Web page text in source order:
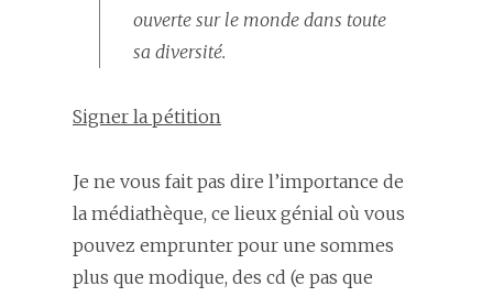
ouverte sur le monde dans toute
sa diversité.
Signer la pétition
Je ne vous fait pas dire l’importance de
la médiathèque, ce lieux génial où vous
pouvez emprunter pour une sommes
plus que modique, des cd (e pas que